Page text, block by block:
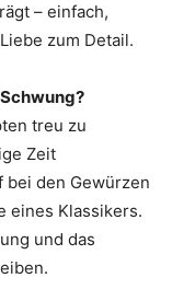
– einfach,
zum Detail.
treu zu
Zeit
bei den Gewürzen
eines Klassikers.
und das